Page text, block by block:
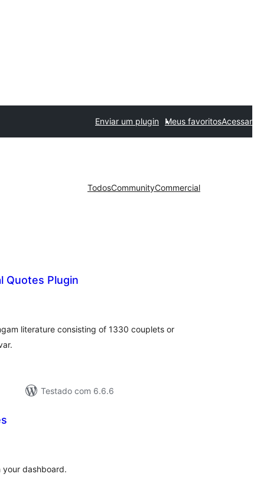
Enviar um plugin Meus favoritosAcessar
TodosCommunityCommercial
Quotes Plugin
literature consisting of 1330 couplets or
Testado com 6.6.6
dashboard.